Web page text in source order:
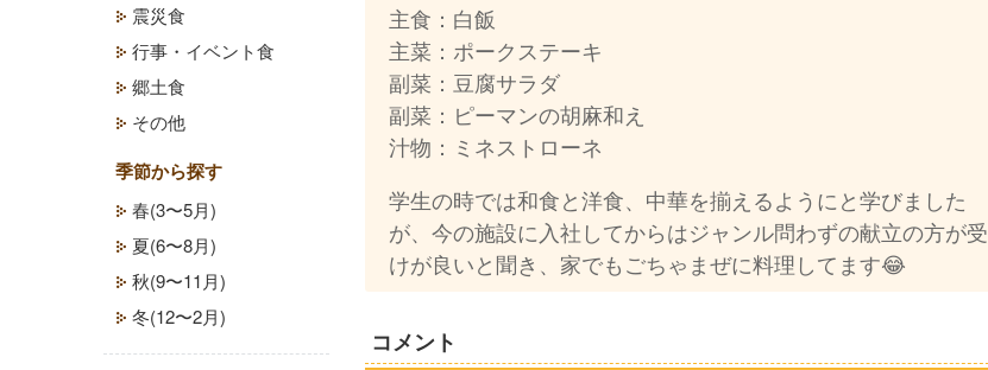
主食：白飯
主菜：ポークステーキ
副菜：豆腐サラダ
副菜：ピーマンの胡麻和え
汁物：ミネストローネ
学生の時では和食と洋食、中華を揃えるようにと学びました
が、今の施設に入社してからはジャンル問わずの献立の方が受
けが良いと聞き、家でもごちゃまぜに料理してます😂
コメント
震災食
行事・イベント食
郷土食
その他
季節から探す
春(3〜5月)
夏(6〜8月)
秋(9〜11月)
冬(12〜2月)